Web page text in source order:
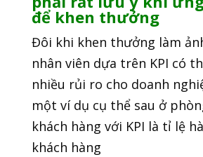
để khen thưởng
Đôi khi khen thưởng làm
nhân viên dựa trên KPI có
nhiều rủi ro cho doanh
một ví dụ cụ thể sau ở
khách hàng với KPI là tỉ lệ
khách hàng